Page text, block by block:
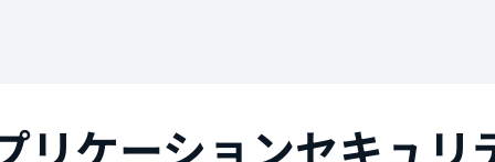
リケーションセキュリ